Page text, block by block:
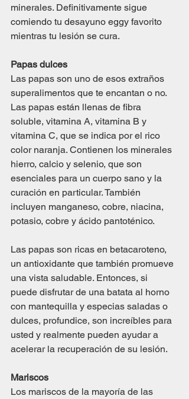
minerales. Definitivamente sigue
comiendo tu desayuno eggy favorito
mientras tu lesión se cura.
Papas dulces
Las papas son uno de esos extraños
superalimentos que te encantan o no.
Las papas están llenas de fibra
soluble, vitamina A, vitamina B y
vitamina C, que se indica por el rico
color naranja. Contienen los minerales
hierro, calcio y selenio, que son
esenciales para un cuerpo sano y la
curación en particular. También
incluyen manganeso, cobre, niacina,
potasio, cobre y ácido pantoténico.
Las papas son ricas en betacaroteno,
un antioxidante que también promueve
una vista saludable. Entonces, si
puede disfrutar de una batata al horno
con mantequilla y especias saladas o
dulces, profundice, son increíbles para
usted y realmente pueden ayudar a
acelerar la recuperación de su lesión.
Mariscos
Los mariscos de la mayoría de las